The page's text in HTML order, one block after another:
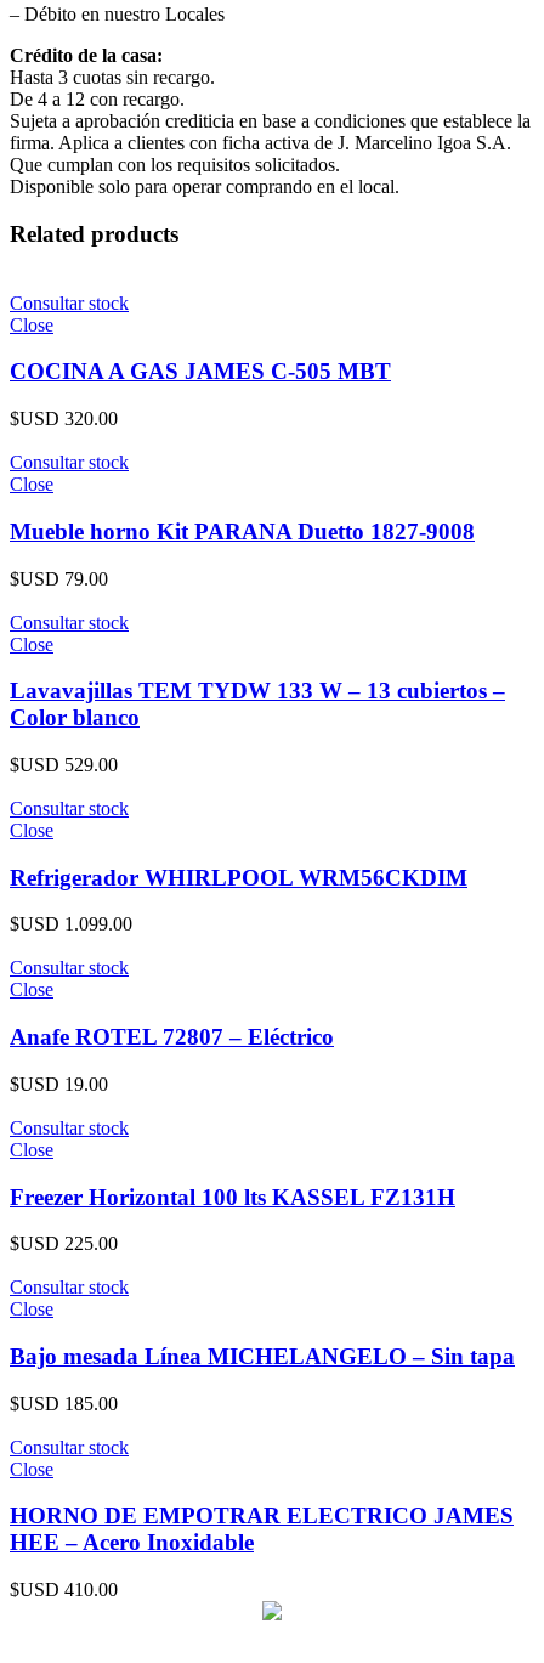
– Débito en nuestro Locales
Crédito de la casa:
Hasta 3 cuotas sin recargo.
De 4 a 12 con recargo.
Sujeta a aprobación crediticia en base a condiciones que establece la
firma. Aplica a clientes con ficha activa de J. Marcelino Igoa S.A.
Que cumplan con los requisitos solicitados.
Disponible solo para operar comprando en el local.
Related products
Consultar stock
Close
COCINA A GAS JAMES C-505 MBT
$USD 320.00
Consultar stock
Close
Mueble horno Kit PARANA Duetto 1827-9008
$USD 79.00
Consultar stock
Close
Lavavajillas TEM TYDW 133 W – 13 cubiertos –
Color blanco
$USD 529.00
Consultar stock
Close
Refrigerador WHIRLPOOL WRM56CKDIM
$USD 1.099.00
Consultar stock
Close
Anafe ROTEL 72807 – Eléctrico
$USD 19.00
Consultar stock
Close
Freezer Horizontal 100 lts KASSEL FZ131H
$USD 225.00
Consultar stock
Close
Bajo mesada Línea MICHELANGELO – Sin tapa
$USD 185.00
Consultar stock
Close
HORNO DE EMPOTRAR ELECTRICO JAMES
HEE – Acero Inoxidable
$USD 410.00